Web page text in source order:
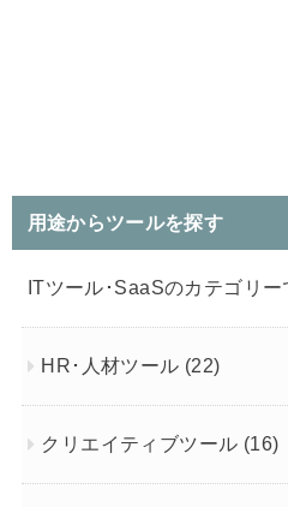
用途からツールを探す
ITツール･SaaSのカテゴリー
HR･人材ツール (22)
クリエイティブツール (16)